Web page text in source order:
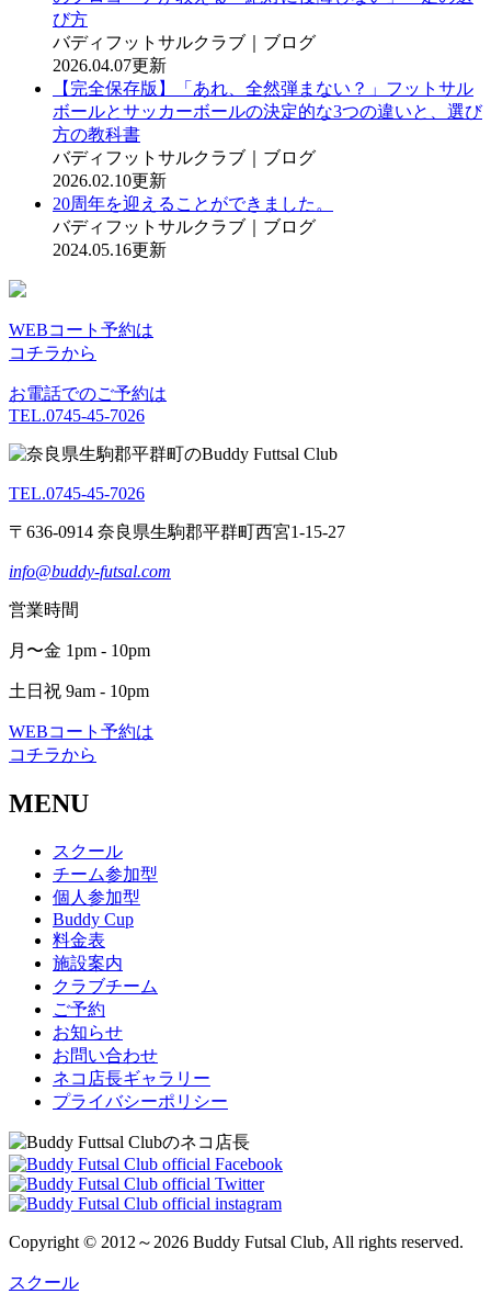
び方
バディフットサルクラブ｜ブログ
2026.04.07更新
【完全保存版】「あれ、全然弾まない？」フットサル
ボールとサッカーボールの決定的な3つの違いと、選び
方の教科書
バディフットサルクラブ｜ブログ
2026.02.10更新
20周年を迎えることができました。
バディフットサルクラブ｜ブログ
2024.05.16更新
WEBコート予約は
コチラから
お電話でのご予約は
TEL.0745-45-7026
TEL.0745-45-7026
〒636-0914 奈良県生駒郡平群町西宮1-15-27
info@buddy-futsal.com
営業時間
月〜金 1pm - 10pm
土日祝 9am - 10pm
WEBコート予約は
コチラから
MENU
スクール
チーム参加型
個人参加型
Buddy Cup
料金表
施設案内
クラブチーム
ご予約
お知らせ
お問い合わせ
ネコ店長ギャラリー
プライバシーポリシー
Copyright © 2012～2026 Buddy Futsal Club, All rights reserved.
スクール